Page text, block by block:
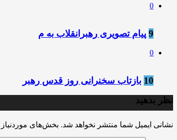
0
9 پیام تصویری رهبرانقلاب به م
0
10 بازتاب سخنرانی روز قدس رهبر
نظر بدهید
نشانی ایمیل شما منتشر نخواهد شد. بخش‌های